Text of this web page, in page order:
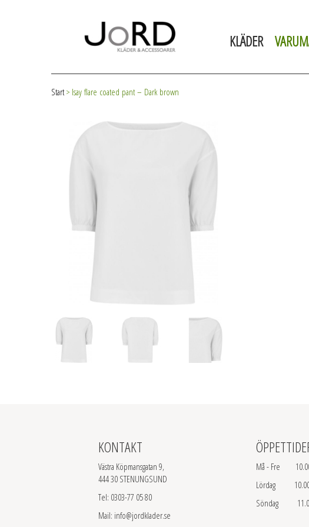
KLÄDER
Start > Isay flare coated pant – Dark brown
KONTAKT
Västra Köpmansgatan 9,
444 30 STENUNGSUND
Tel: 0303-77 05 80
Mail: info@jordklader.se
Må - Fre
Lördag
Söndag